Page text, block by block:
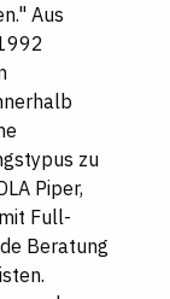
Aus
zu
Piper,
Full-
Beratung